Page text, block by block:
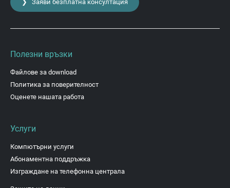
❯ Заяви безплатна консултация
Полезни връзки
Файлове за download
Политика за поверителност
Оценете нашата работа
Услуги
Компютърни услуги
Абонаментна поддръжка
Изграждане на телефонна централа